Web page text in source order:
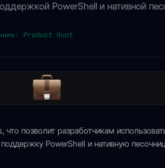
PowerShell и нативной
Product Hunt
позволит разработчикам
PowerShell и нативную